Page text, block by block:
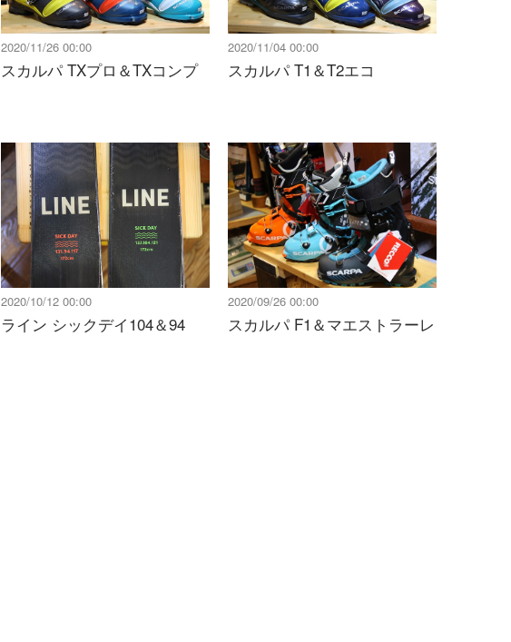
2020/11/26 00:00
スカルパ TXプロ＆TXコンプ
2020/11/04 00:00
スカルパ T1＆T2エコ
2020/10/12 00:00
ライン シックデイ104＆94
2020/09/26 00:00
スカルパ F1＆マエストラーレ